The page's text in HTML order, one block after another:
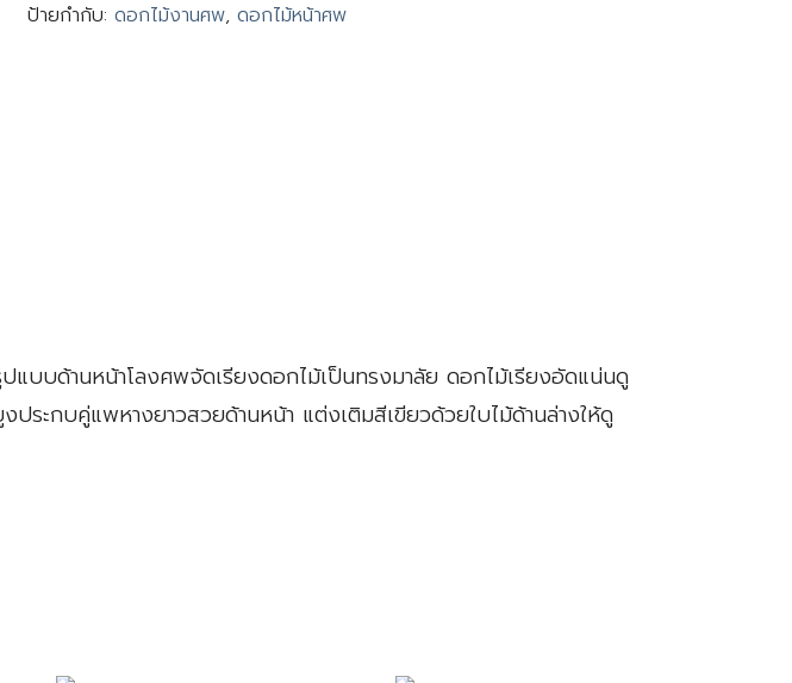
ป้ายกำกับ: ดอกไม้งานศพ, ดอกไม้หน้าศพ
บบด้านหน้าโลงศพจัดเรียงดอกไม้เป็นทรงมาลัย ดอกไม้เรียงอัดแน่นดู
ะกบคู่แพหางยาวสวยด้านหน้า แต่งเติมสีเขียวด้วยใบไม้ด้านล่างให้ดู